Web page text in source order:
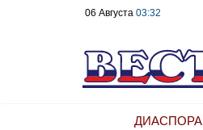
06 Августа 03:32
ДИАСПОРА